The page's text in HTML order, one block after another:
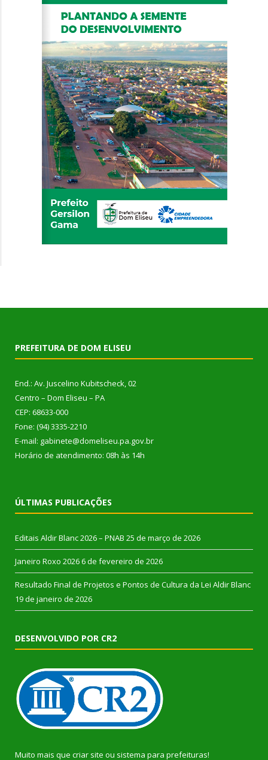
PREFEITURA DE DOM ELISEU
End.: Av. Juscelino Kubitscheck, 02
Centro – Dom Eliseu – PA
CEP: 68633-000
Fone: (94) 3335-2210
E-mail: gabinete@domeliseu.pa.gov.br
Horário de atendimento: 08h às 14h
ÚLTIMAS PUBLICAÇÕES
Editais Aldir Blanc 2026 – PNAB 25 de março de 2026
Janeiro Roxo 2026 6 de fevereiro de 2026
Resultado Final de Projetos e Pontos de Cultura da Lei Aldir Blanc
19 de janeiro de 2026
DESENVOLVIDO POR CR2
Muito mais que criar site ou sistema para prefeituras!